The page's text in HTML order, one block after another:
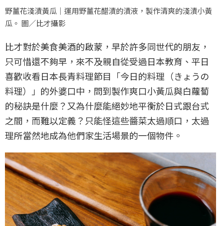
野薑花淺漬黃瓜｜運用野薑花醋漬的漬液，製作清爽的淺漬小黃
瓜。 圖／比才攝影
比才對於美食美酒的啟蒙，早於許多同世代的朋友，
只可惜還不夠早，來不及親自從受過日本教育、平日
喜歡收看日本長青料理節目「今日的料理（きょうの
料理）」的外婆口中，問到製作爽口小黃瓜與白蘿蔔
的秘訣是什麼？又為什麼能絕妙地平衡於日式跟台式
之間，而難以定義？只能怪這些醬菜太過順口，太過
理所當然地成為他們家生活場景的一個物件。